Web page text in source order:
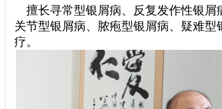
擅长寻常型银屑病、反复发作性银屑
关节型银屑病、脓疱型银屑病、疑难型
疗。